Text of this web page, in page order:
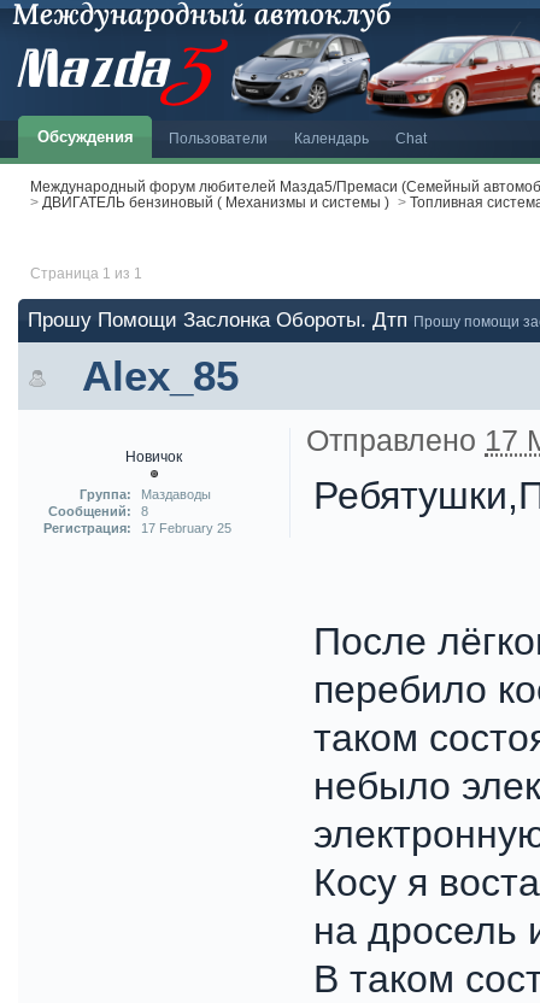
Обсуждения Пользователи Календарь Chat
Международный форум любителей Мазда5/Премаси (Семейный
> ДВИГАТЕЛЬ бензиновый ( Механизмы и системы ) > Топливная
Страница 1 из 1
Прошу Помощи Заслонка Обороты. Дтп Прошу помощи
Alex_85
Новичок
Группа:
Маздаводы
Сообщений:
8
Регистрация:
17 February 25
Отправлено 17
После
перебило
таком
небыло
Косу я
на дросель
В таком